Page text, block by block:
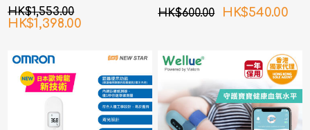
血壓計
HK$1,553.00
HK$1,398.00
HK$600.00
HK$540.00